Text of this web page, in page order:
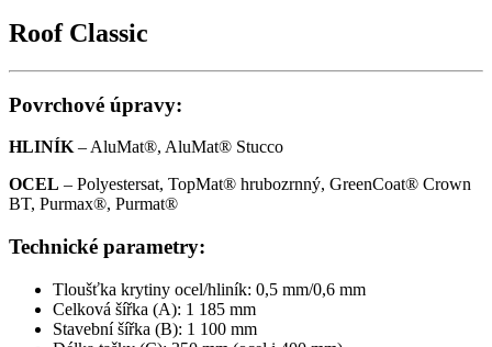
Roof Classic
Povrchové úpravy:
HLINÍK – AluMat®, AluMat® Stucco
OCEL – Polyestersat, TopMat® hrubozrnný, GreenCoat® Crown
BT, Purmax®, Purmat®
Technické parametry:
Tloušťka krytiny ocel/hliník: 0,5 mm/0,6 mm
Celková šířka (A): 1 185 mm
Stavební šířka (B): 1 100 mm